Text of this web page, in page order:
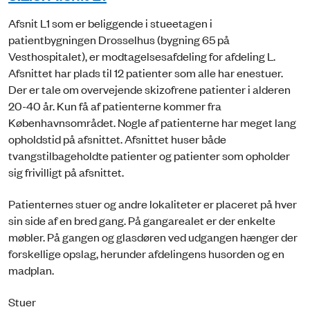
Afsnit L1 som er beliggende i stueetagen i
patientbygningen Drosselhus (bygning 65 på
Vesthospitalet), er modtagelsesafdeling for afdeling L.
Afsnittet har plads til 12 patienter som alle har enestuer.
Der er tale om overvejende skizofrene patienter i alderen
20-40 år. Kun få af patienterne kommer fra
Københavnsområdet. Nogle af patienterne har meget lang
opholdstid på afsnittet. Afsnittet huser både
tvangstilbageholdte patienter og patienter som opholder
sig frivilligt på afsnittet.
Patienternes stuer og andre lokaliteter er placeret på hver
sin side af en bred gang. På gangarealet er der enkelte
møbler. På gangen og glasdøren ved udgangen hænger der
forskellige opslag, herunder afdelingens husorden og en
madplan.
Stuer